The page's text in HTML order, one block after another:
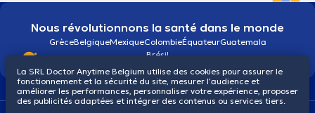
Nous révolutionnons la santé dans le monde
GrèceBelgiqueMexiqueColombieÉquateurGuatemala
Brésil
La SRL Doctor Anytime Belgium utilise des cookies pour assurer le
fonctionnement et la sécurité du site, mesurer l’audience et
améliorer les performances, personnaliser votre expérience, proposer
des publicités adaptées et intégrer des contenus ou services tiers.